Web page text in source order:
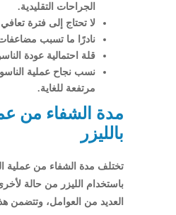
الجراحات التقليدية.
لا تحتاج إلى فترة
نادرًا ما تسبب مضاعفات
قلة احتمالية عودة
نسب نجاح عملية
مرتفعة للغاية.
مدة الشفاء من
بالليزر
تختلف مدة الشفاء من عملية
باستخدام الليزر من حالة
العديد من العوامل، وتتضمن